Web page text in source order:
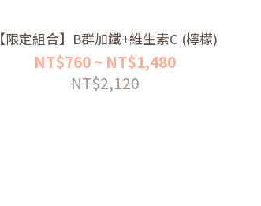
【限定組合】B群加鐵+維生素C (檸檬)
NT$760 ~ NT$1,480
NT$2,120